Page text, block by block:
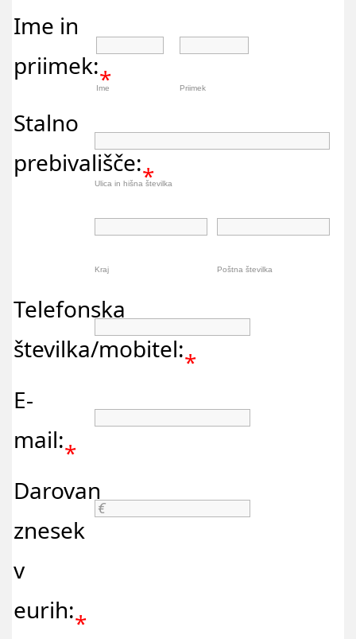
Ime in
priimek:*
Ime Priimek
Stalno
prebivališče:*
Ulica in hišna številka
Kraj Poštna številka
Telefonska
številka/mobitel:*
E-
mail:*
Darovan
znesek
v
eurih:*